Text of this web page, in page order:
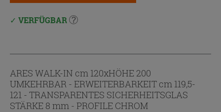
VERFÜGBAR
ARES WALK-IN cm 120xHÖHE 200
UMKEHRBAR - ERWEITERBARKEIT cm 119,5-
121 - TRANSPARENTES SICHERHEITSGLAS
STÄRKE 8 mm - PROFILE CHROM